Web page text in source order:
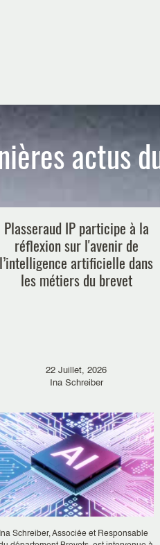
actus
Plasseraud IP participe à la
réflexion sur l'avenir de
l’intelligence artificielle dans
les métiers du brevet
22 Juillet, 2026
Ina Schreiber
Ina Schreiber, Associée et Responsable